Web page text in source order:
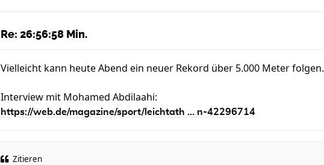
Re: 26:56:58 Min.
Vielleicht kann heute Abend ein neuer Rekord über 5.000 Meter folgen.
Interview mit Mohamed Abdilaahi:
https://web.de/magazine/sport/leichtath ... n-42296714
Zitieren